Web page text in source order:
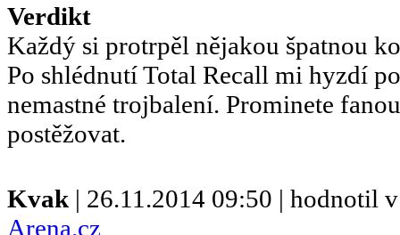
Verdikt
Každý si protrpěl nějakou špatnou
Po shlédnutí Total Recall mi hyzdí
nemastné trojbalení. Prominete
postěžovat.
Kvak | 26.11.2014 09:50 | hodnotil
Arena.cz